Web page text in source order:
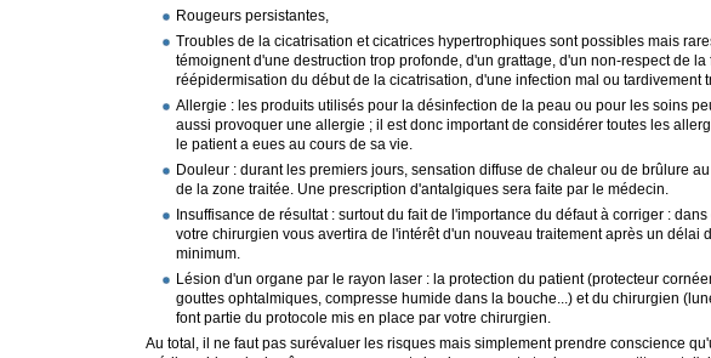
Rougeurs persistantes,
Troubles de la cicatrisation et cicatrices hypertrophiques sont possibles mais
témoignent d'une destruction trop profonde, d'un grattage, d'un non-respect de la
réépidermisation du début de la cicatrisation, d'une infection mal ou tardivement
Allergie : les produits utilisés pour la désinfection de la peau ou pour les soins
aussi provoquer une allergie ; il est donc important de considérer toutes les
le patient a eues au cours de sa vie.
Douleur : durant les premiers jours, sensation diffuse de chaleur ou de brûlure
de la zone traitée. Une prescription d'antalgiques sera faite par le médecin.
Insuffisance de résultat : surtout du fait de l'importance du défaut à corriger : dans
votre chirurgien vous avertira de l'intérêt d'un nouveau traitement après un délai
minimum.
Lésion d'un organe par le rayon laser : la protection du patient (protecteur
gouttes ophtalmiques, compresse humide dans la bouche...) et du chirurgien
font partie du protocole mis en place par votre chirurgien.
Au total, il ne faut pas surévaluer les risques mais simplement prendre conscience